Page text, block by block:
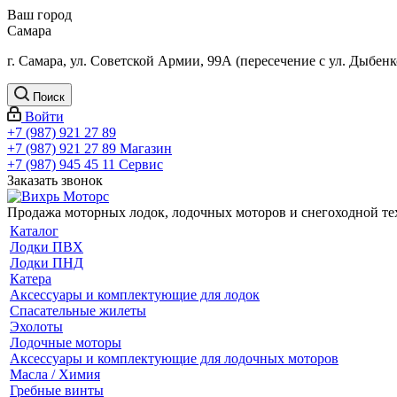
Ваш город
Самара
г. Самара, ул. Советской Армии, 99А (пересечение с ул.
Поиск
Войти
+7 (987) 921 27 89
+7 (987) 921 27 89 Магазин
+7 (987) 945 45 11 Сервис
Заказать звонок
Продажа моторных лодок, лодочных моторов и снегоходной
Каталог
Лодки ПВХ
Лодки ПНД
Катера
Аксессуары и комплектующие для лодок
Спасательные жилеты
Эхолоты
Лодочные моторы
Аксессуары и комплектующие для лодочных моторов
Масла / Химия
Гребные винты